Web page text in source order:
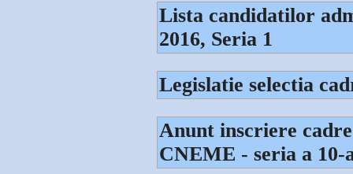
Lista candidatilor
2016, Seria 1
Legislatie selectia
Anunt inscriere
CNEME - seria a 10-